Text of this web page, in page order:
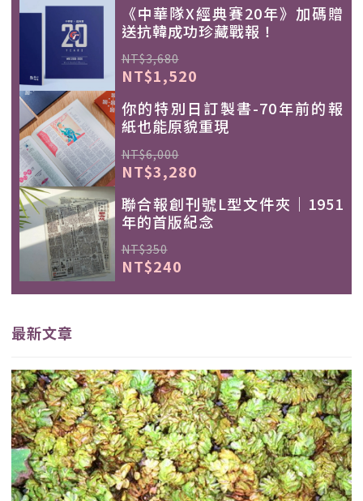
《中華隊X經典賽20年》加碼贈
送抗韓成功珍藏戰報！
NT$3,680
NT$1,520
你的特別日訂製書-70年前的報
紙也能原貌重現
NT$6,000
NT$3,280
聯合報創刊號L型文件夾｜1951
年的首版紀念
NT$350
NT$240
最新文章